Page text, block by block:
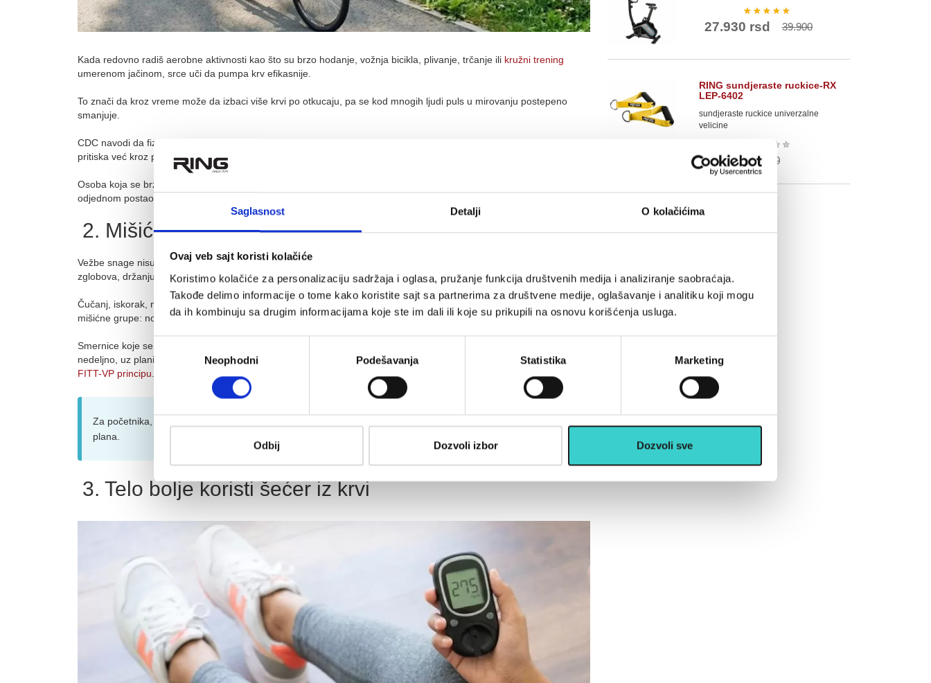
Saglasnost Detalji O kolačićima
Ovaj veb sajt koristi kolačiće
Koristimo kolačiće za personalizaciju sadržaja i oglasa, pružanje funkcija društvenih medija i analiziranje saobraćaja.
Takođe delimo informacije o tome kako koristite sajt sa partnerima za društvene medije, oglašavanje i analitiku koji mogu
da ih kombinuju sa drugim informacijama koje ste im dali ili koje su prikupili na osnovu korišćenja usluga.
сагласностиNeophodni Podešavanja Statistika Marketing
Odbij Dozvoli izbor Dozvoli sve
Kada redovno radiš aerobne aktivnosti kao što su brzo hodanje, vožnja bicikla, plivanje, trčanje ili kružni trening
umerenom jačinom, srce uči da pumpa krv efikasnije.
To znači da kroz vreme može da izbaci više krvi po otkucaju, pa se kod mnogih ljudi puls u mirovanju postepeno
smanjuje.
CDC navodi da fizička aktivnost može da poboljša san, smanji osećaj anksioznosti i pomogne u regulaciji krvnog
pritiska već kroz pojedinačne i redovne epizode aktivnosti, što je objašnjeno u pregledu o
Osoba koja se brzo zadiše na početku, posle nekoliko nedelja lakše podnosi isti tempo. To ne znači da je trening
odjednom postao lak, nego da se telo adaptiralo.
2. Mišići postaju jači i metabolički aktivniji
Vežbe snage nisu važne samo za izgled. Mišići su aktivno tkivo koje učestvuje u potrošnji energije, stabilizaciji
zglobova, držanju tela i kontroli pokreta.
Čučanj, iskorak, mrtvo dizanje sa lakšim opterećenjem, potisak, veslanje, plank i vežbe sa gumama pogađaju velike
mišićne grupe: noge, gluteus, leđa, grudi, ramena i trup.
Smernice koje se oslanjaju na ACSM okvir naglašavaju trening snage za glavne mišićne grupe najmanje dva puta
nedeljno, uz planiranje kroz učestalost, intenzitet, trajanje, tip vežbi, obim, raspored i progresiju, prema pregledu o
FITT-VP principu
Za početnika, dve dobro složene sesije nedeljno često imaju veći efekat od pet nasumičnih treninga bez jasnog
plana.
3. Telo bolje koristi šećer iz krvi
★ ★ ★ ★ ★
27.930 rsd 39.900
RING sundjeraste ruckice-RX
LEP-6402
sundjeraste ruckice univerzalne
velicine
★ ★
413 rsd 590